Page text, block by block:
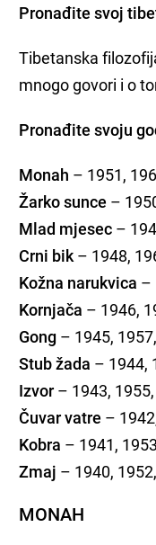
Pronađite svoj
Tibetanska
mnogo govori i o
Pronađite svoju
Monah – 1951,
Žarko sunce –
Mlad mjesec –
Crni bik – 1948,
Kožna narukvica –
Kornjača – 1946,
Gong – 1945,
Stub žada – 1944,
Izvor – 1943,
Čuvar vatre –
Kobra – 1941,
Zmaj – 1940,
MONAH